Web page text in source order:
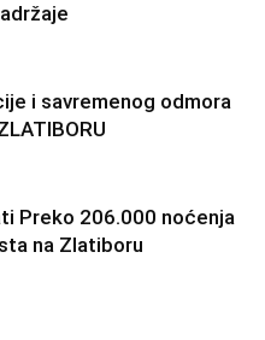
i savremenog odmora
Preko 206.000 noćenja
na Zlatiboru